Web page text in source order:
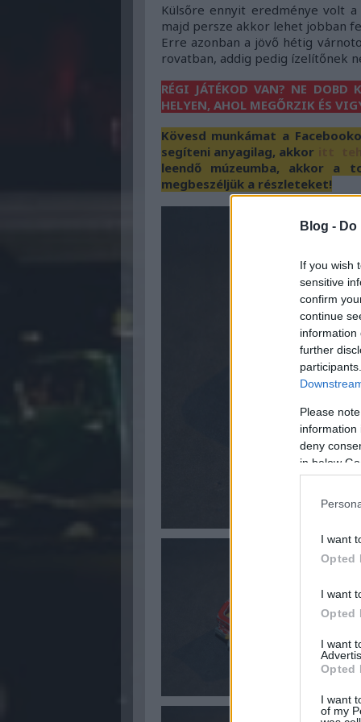
Blog -
If you wish
sensitive
confirm
continue
information
further
Please
information
deny
in below
I want
Opted
I want
Opted
I want
Opted
I want
of my
Külsőre ennyit eredménye volt
majd persze akkor lehet jobban
Erre azonban a jövő hétig
rovatban, addig pedig ízelítőnek
RÉGI JÁTÉKOD VAN? NE DOBD
HELYEN, AHOL MEGŐRZIK ÉS
Kövesd munkámat a
segíteni anyagilag, akkor
leendő múzeumba, akkor a
megbeszéljük a részleteket!